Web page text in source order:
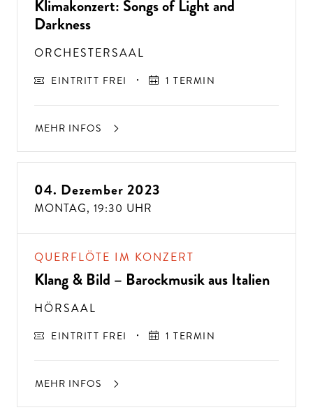
A
USSER
G
EW
Ö
H
N
LIC
H
E K
O
N
ZER
TER
LEBN
ISSE
S
T
E
H
E
N
SI
E
A
U
F
P
E
R
F
O
R
M
A
N
C
E
S
?
Klimakonzert: Songs of Light and
Darkness
ORCHESTERSAAL
EINTRITT FREI 1 TERMIN
MEHR INFOS
04. Dezember 2023
MONTAG, 19:30 UHR
QUERFLÖTE IM KONZERT
Klang & Bild – Barockmusik aus Italien
HÖRSAAL
EINTRITT FREI 1 TERMIN
MEHR INFOS